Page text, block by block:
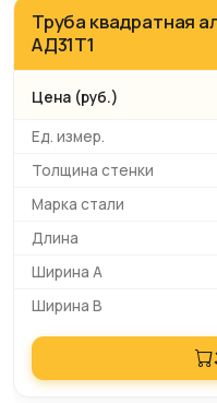
Труба квадратная
АД31Т1